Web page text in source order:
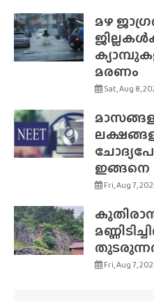
മഴ
മരണം
Sat, Aug 8,
ഇങ്ങനെ
Fri, Aug 7,
Fri, Aug 7,